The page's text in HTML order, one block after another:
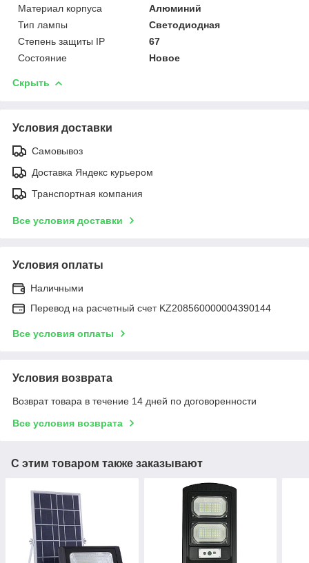
Материал корпуса
Алюминий
Тип лампы
Светодиодная
Степень защиты IP
67
Состояние
Новое
Скрыть
Условия доставки
Самовывоз
Доставка Яндекс курьером
Транспортная компания
Все условия доставки
Условия оплаты
Наличными
Перевод на расчетный счет KZ208560000004390144
Все условия оплаты
Условия возврата
Возврат товара в течение 14 дней по договоренности
Все условия возврата
С этим товаром также заказывают